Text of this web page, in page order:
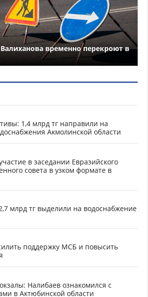
временно перекроют в
1,4 млрд тг направили на
Акмолинской области
в заседании Евразийского
совета в узком формате в
млрд тг выделили на водоснабжение
поддержку МСБ и повысить
Налибаев ознакомился с
в Актюбинской области